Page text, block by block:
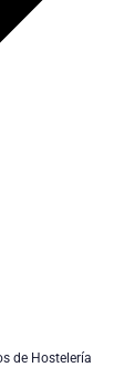
de Hostelería